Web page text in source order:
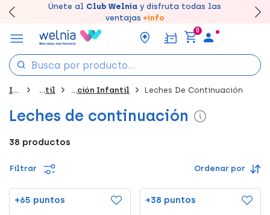
Disfruta de la entregarápida y gratuitaen farmacia
Únete al Club Welnia y disfruta todas las
ventajas +info
un 7% de descuento creando tu cuentaaquí
Canjea tus puntos en tu Farmacia de Confianza,
acumúlalos online.
0
Inicio Infantil Alimentación Infantil Leches De Continuación
Leches de continuación
38 productos
Filtrar Ordenar por
+65 puntos +38 puntos